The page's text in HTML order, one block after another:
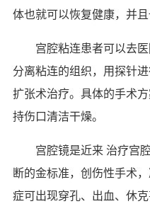
体也就可以恢复健康，并且
宫腔粘连患者可以去
分离粘连的组织，用探针
扩张术治疗。具体的手术
持伤口清洁干燥。
宫腔镜是近来 治疗宫
断的金标准，创伤性手术
症可出现穿孔、出血、休克